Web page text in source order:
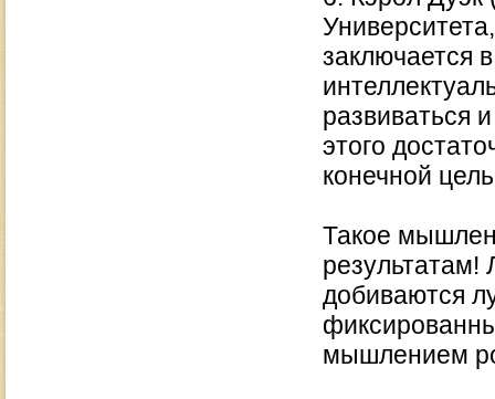
заключается
развиваться
этого
конечной
Такое
результатам!
добиваются
мышлением